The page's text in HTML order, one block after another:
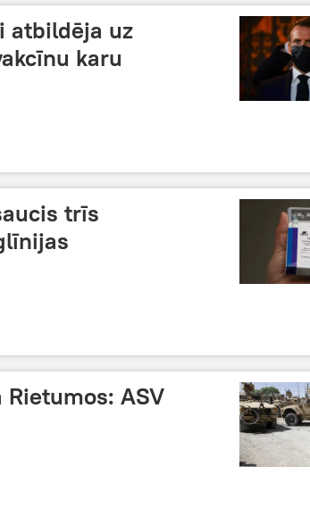
atbildēja uz
karu
trīs
ASV